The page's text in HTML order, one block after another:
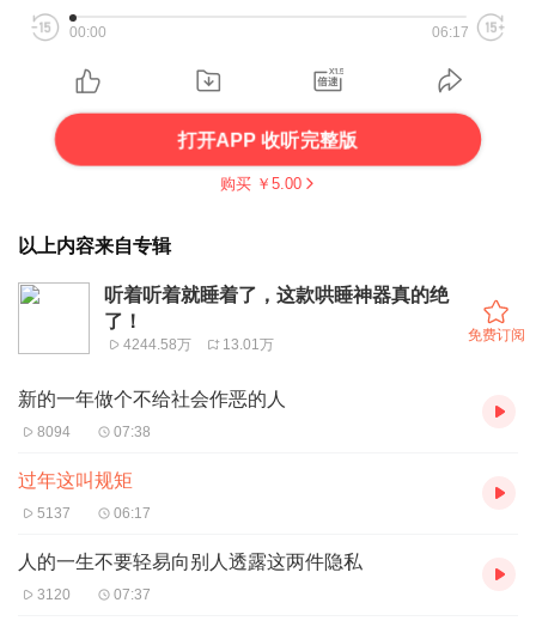
00:00 06:17
打开APP 收听完整版
购买 ￥ 5.00
以上内容来自专辑
听着听着就睡着了，这款哄睡神器真的绝
了！
4244.58万 13.01万
免费订阅
新的一年做个不给社会作恶的人
8094 07:38
过年这叫规矩
5137 06:17
人的一生不要轻易向别人透露这两件隐私
3120 07:37